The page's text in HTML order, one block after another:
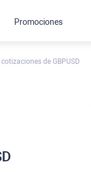
de GBPUSD
Promociones